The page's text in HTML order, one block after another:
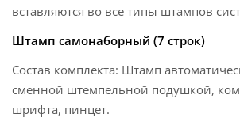
вставляются во все типы штампов
Штамп самонаборный (7 строк)
Состав комплекта: Штамп
сменной штемпельной подушкой,
шрифта, пинцет.